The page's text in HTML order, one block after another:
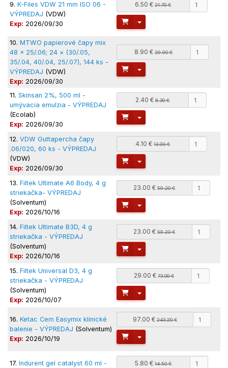
9. K-Files VDW 21 mm ISO 06 -
VÝPREDAJ (VDW)
Exp: 2026/09/30
6.50 €21.70 €
Toggle Dropdown
10. MTWO papierové čapy mix
48 × 25/.06; 24 × (30/.05,
35/.04, 40/.04, 25/.07), 144 ks -
VÝPREDAJ (VDW)
Exp: 2026/09/30
8.90 €29.90 €
Toggle Dropdown
11. Skinsan 2%, 500 ml -
umývacia emulzia - VÝPREDAJ
(Ecolab)
Exp: 2026/09/30
2.40 €8.30 €
Toggle Dropdown
12. VDW Guttapercha čapy
.06/020, 60 ks - VÝPREDAJ
(VDW)
Exp: 2026/09/30
4.10 €13.90 €
Toggle Dropdown
13. Filtek Ultimate A6 Body, 4 g
striekačka- VÝPREDAJ
(Solventum)
Exp: 2026/10/16
23.00 €59.20 €
Toggle Dropdown
14. Filtek Ultimate B3D, 4 g
striekačka - VÝPREDAJ
(Solventum)
Exp: 2026/10/16
23.00 €59.20 €
Toggle Dropdown
15. Filtek Universal D3, 4 g
striekačka - VÝPREDAJ
(Solventum)
Exp: 2026/10/07
29.00 €73.00 €
Toggle Dropdown
16. Ketac Cem Easymix klinické
balenie - VÝPREDAJ (Solventum)
Exp: 2026/10/19
97.00 €243.20 €
Toggle Dropdown
17. Indurent gel catalyst 60 ml -
5.80 €14.50 €